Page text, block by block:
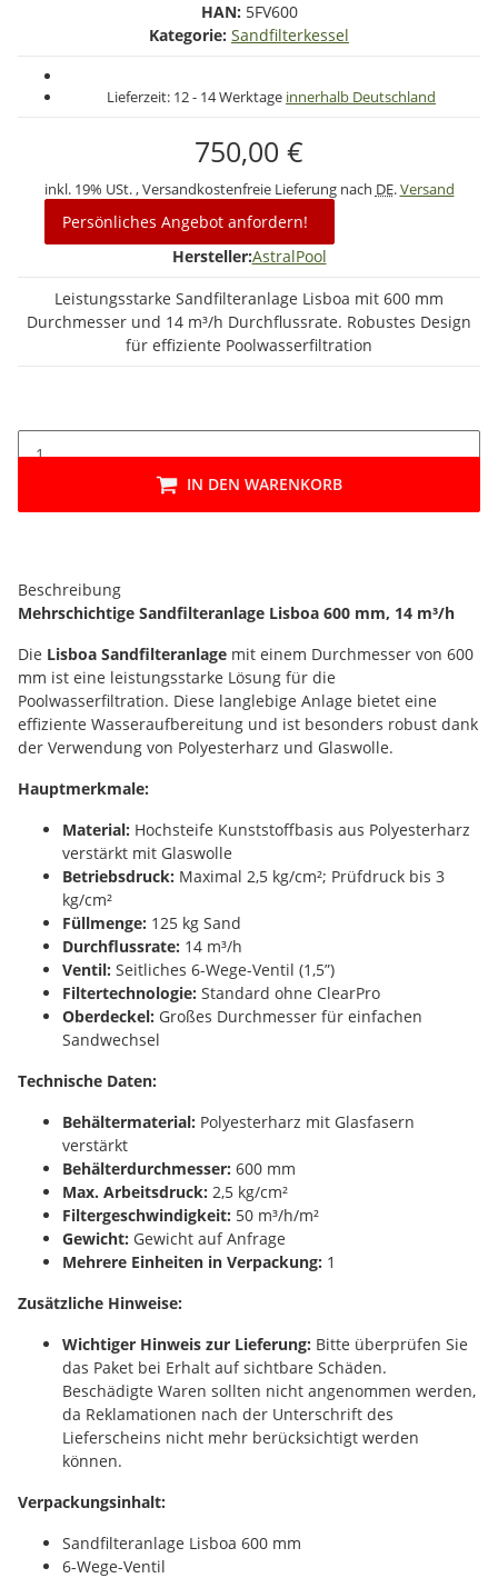
HAN: 5FV600
Kategorie: Sandfilterkessel
Lieferzeit: 12 - 14 Werktage innerhalb Deutschland
750,00 €
inkl. 19% USt. , Versandkostenfreie Lieferung nach DE.Versand
Persönliches Angebot anfordern!
Hersteller:AstralPool
Leistungsstarke Sandfilteranlage Lisboa mit 600 mm
Durchmesser und 14 m³/h Durchflussrate. Robustes Design
für effiziente Poolwasserfiltration
IN DEN WARENKORB
Beschreibung
Mehrschichtige Sandfilteranlage Lisboa 600 mm, 14 m³/h
Die Lisboa Sandfilteranlage mit einem Durchmesser von 600
mm ist eine leistungsstarke Lösung für die
Poolwasserfiltration. Diese langlebige Anlage bietet eine
effiziente Wasseraufbereitung und ist besonders robust dank
der Verwendung von Polyesterharz und Glaswolle.
Hauptmerkmale:
Material: Hochsteife Kunststoffbasis aus Polyesterharz
verstärkt mit Glaswolle
Betriebsdruck: Maximal 2,5 kg/cm²; Prüfdruck bis 3
kg/cm²
Füllmenge: 125 kg Sand
Durchflussrate: 14 m³/h
Ventil: Seitliches 6-Wege-Ventil (1,5”)
Filtertechnologie: Standard ohne ClearPro
Oberdeckel: Großes Durchmesser für einfachen
Sandwechsel
Technische Daten:
Behältermaterial: Polyesterharz mit Glasfasern
verstärkt
Behälterdurchmesser: 600 mm
Max. Arbeitsdruck: 2,5 kg/cm²
Filtergeschwindigkeit: 50 m³/h/m²
Gewicht: Gewicht auf Anfrage
Mehrere Einheiten in Verpackung: 1
Zusätzliche Hinweise:
Wichtiger Hinweis zur Lieferung: Bitte überprüfen Sie
das Paket bei Erhalt auf sichtbare Schäden.
Beschädigte Waren sollten nicht angenommen werden,
da Reklamationen nach der Unterschrift des
Lieferscheins nicht mehr berücksichtigt werden
können.
Verpackungsinhalt:
Sandfilteranlage Lisboa 600 mm
6-Wege-Ventil